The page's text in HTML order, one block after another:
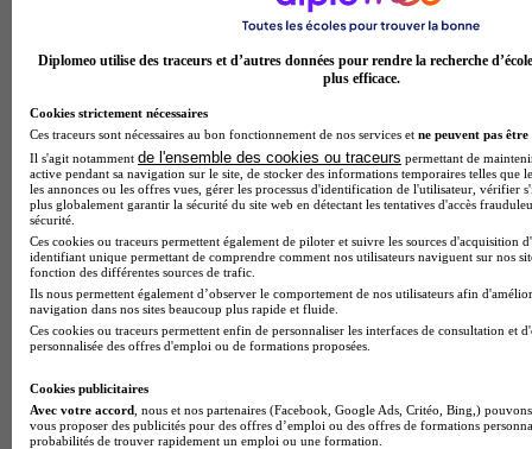
Note de 3 sur 5
Diplomeo utilise des traceurs et d’autres données pour rendre la recherche
plus efficace.
Cookies strictement nécessaires
Ces traceurs sont nécessaires au bon fonctionnement de nos services et ne peuvent pas être
Il s'agit notamment de l'ensemble des cookies ou traceurs permettant de
active pendant sa navigation sur le site, de stocker des informations temporaires telles que
les annonces ou les offres vues, gérer les processus d'identification de l'utilisateur, vérifier
plus globalement garantir la sécurité du site web en détectant les tentatives d'accès
sécurité.
Ces cookies ou traceurs permettent également de piloter et suivre les sources d'acquisition
identifiant unique permettant de comprendre comment nos utilisateurs naviguent sur nos
fonction des différentes sources de trafic.
Ils nous permettent également d’observer le comportement de nos utilisateurs afin
navigation dans nos sites beaucoup plus rapide et fluide.
Ces cookies ou traceurs permettent enfin de personnaliser les interfaces de consultation et
personnalisée des offres d'emploi ou de formations proposées.
Cookies publicitaires
Avec votre accord , nous et nos partenaires (Facebook, Google Ads, Critéo, Bing,)
vous proposer des publicités pour des offres d’emploi ou des offres de formations
probabilités de trouver rapidement un emploi ou une formation.